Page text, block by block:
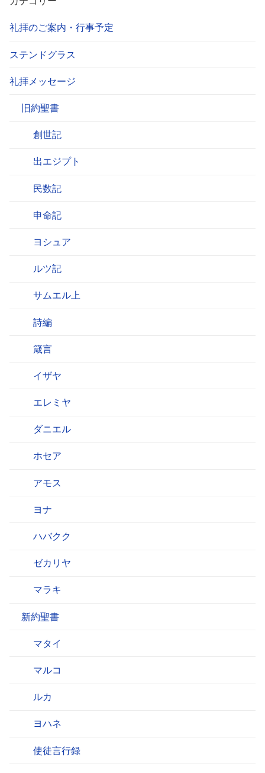
礼拝のご案内・行事予定
ステンドグラス
礼拝メッセージ
旧約聖書
創世記
出エジプト
民数記
申命記
ヨシュア
ルツ記
サムエル上
詩編
箴言
イザヤ
エレミヤ
ダニエル
ホセア
アモス
ヨナ
ハバクク
ゼカリヤ
マラキ
新約聖書
マタイ
マルコ
ルカ
ヨハネ
使徒言行録